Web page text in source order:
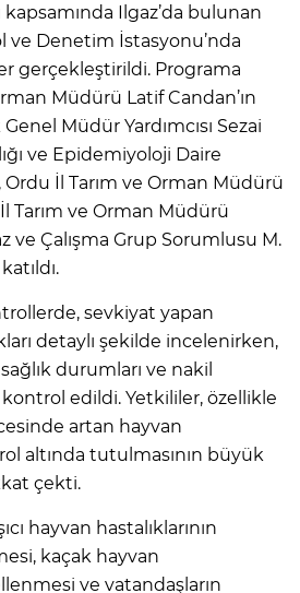
kapsamında Ilgaz’da bulunan
ve Denetim İstasyonu’nda
gerçekleştirildi. Programa
Müdürü Latif Candan’ın
Genel Müdür Yardımcısı Sezai
ve Epidemiyoloji Daire
Ordu İl Tarım ve Orman Müdürü
Tarım ve Orman Müdürü
ve Çalışma Grup Sorumlusu M.
sevkiyat yapan
detaylı şekilde incelenirken,
durumları ve nakil
edildi. Yetkililer, özellikle
artan hayvan
altında tutulmasının büyük
çekti.
hayvan hastalıklarının
kaçak hayvan
ve vatandaşların